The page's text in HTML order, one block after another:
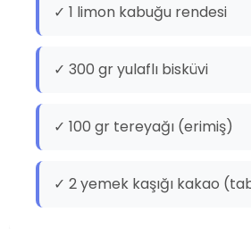
✓ 1 limon kabuğu rendesi
✓ 300 gr yulaflı bisküvi
✓ 100 gr tereyağı (erimiş)
✓ 2 yemek kaşığı kakao